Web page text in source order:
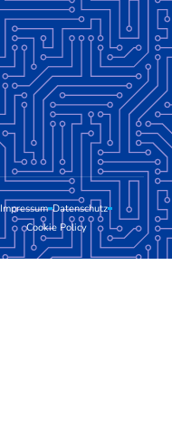
Impressum Datenschutz
Cookie Policy